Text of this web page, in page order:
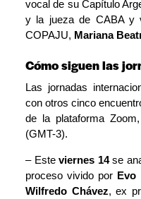
vocal de su Capítulo
y la jueza de CABA y
COPAJU, Mariana
Cómo siguen las
Las jornadas
con otros cinco
de la plataforma Zoom
(GMT-3).
– Esteviernes 14se
proceso vivido por Evo
Wilfredo Chávez, ex